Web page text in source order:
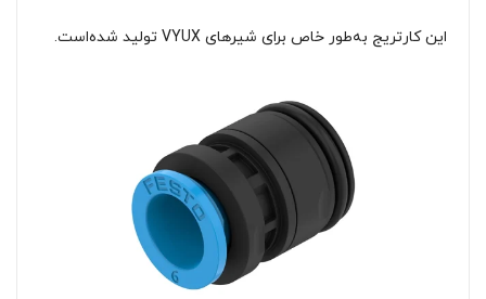
این کارتریج به‌طور خاص برای شیرهای VYUX تولید شده‌است.